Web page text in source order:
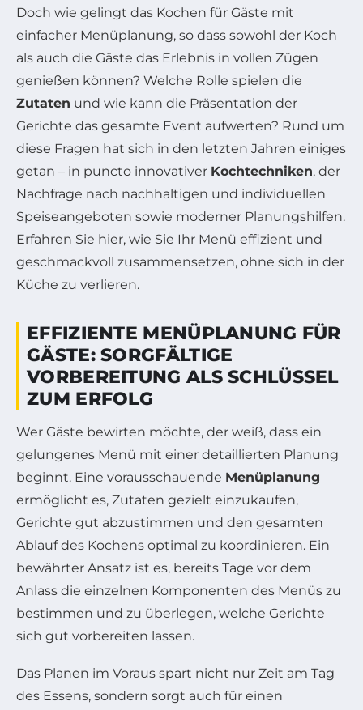
Doch wie gelingt das Kochen für Gäste mit
einfacher Menüplanung, so dass sowohl der Koch
als auch die Gäste das Erlebnis in vollen Zügen
genießen können? Welche Rolle spielen die
Zutaten und wie kann die Präsentation der
Gerichte das gesamte Event aufwerten? Rund um
diese Fragen hat sich in den letzten Jahren einiges
getan – in puncto innovativer Kochtechniken, der
Nachfrage nach nachhaltigen und individuellen
Speiseangeboten sowie moderner Planungshilfen.
Erfahren Sie hier, wie Sie Ihr Menü effizient und
geschmackvoll zusammensetzen, ohne sich in der
Küche zu verlieren.
EFFIZIENTE MENÜPLANUNG FÜR
GÄSTE: SORGFÄLTIGE
VORBEREITUNG ALS SCHLÜSSEL
ZUM ERFOLG
Wer Gäste bewirten möchte, der weiß, dass ein
gelungenes Menü mit einer detaillierten Planung
beginnt. Eine vorausschauende Menüplanung
ermöglicht es, Zutaten gezielt einzukaufen,
Gerichte gut abzustimmen und den gesamten
Ablauf des Kochens optimal zu koordinieren. Ein
bewährter Ansatz ist es, bereits Tage vor dem
Anlass die einzelnen Komponenten des Menüs zu
bestimmen und zu überlegen, welche Gerichte
sich gut vorbereiten lassen.
Das Planen im Voraus spart nicht nur Zeit am Tag
des Essens, sondern sorgt auch für einen